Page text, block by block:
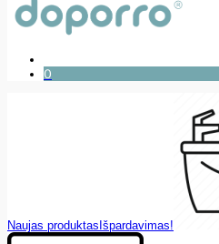
0
Naujas produktas Išpardavimas!